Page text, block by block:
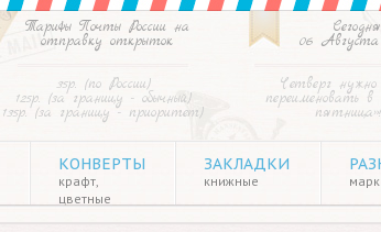
Сегодня
06 Августа
Четверг нужно
переименовать в
Тарифы Почты России на
отправку открыток
35р. (по России)
125р. (за границу - обычный)
135р. (за границу - приоритет)
КОНВЕРТЫ
крафт,
цветные
ЗАКЛАДКИ
книжные